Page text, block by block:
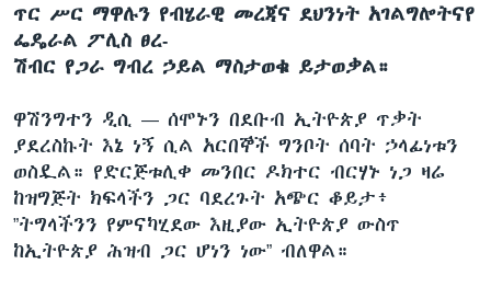
ጥር ሥር ማዋሉን የብሄራዊ መረጃና ደህንነት አገልግሎትናየ
ፌዴራል ፖሊስ ፀረ-
ሽብር የጋራ ግብረ ኃይል ማስታወቁ ይታወቃል።
ዋሽንግተን ዲሲ — ሰሞኑን በደቡብ ኢትዮጵያ ጥቃት
ያደረስኩት እኔ ነኝ ሲል አርበኞች ግንቦት ሰባት ኃላፊነቱን
ወስዷል። የድርጅቱሊቀ መንበር ዶክተር ብርሃኑ ነጋ ዛሬ
ከዝግጅት ክፍላችን ጋር ባደረጉት አጭር ቆይታ፥
”ትግላችንን የምናካሂደው እዚያው ኢትዮጵያ ውስጥ
ከኢትዮጵያ ሕዝብ ጋር ሆነን ነው” ብለዋል።